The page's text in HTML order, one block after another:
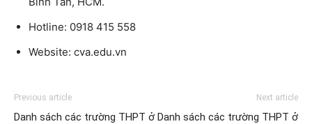
Hotline: 0918 415 558
Website: cva.edu.vn
Previous article
Danh sách các trường THPT ở
Next article
Danh sách các trường THPT ở